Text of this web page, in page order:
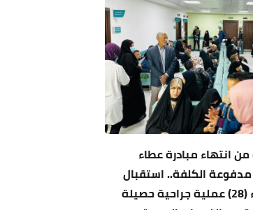
ساعة من انتهاء مبادرة عطاء
الكلفة.. استقبال
(1400) مريض واجراء (28) عملية جراحية حصيلة